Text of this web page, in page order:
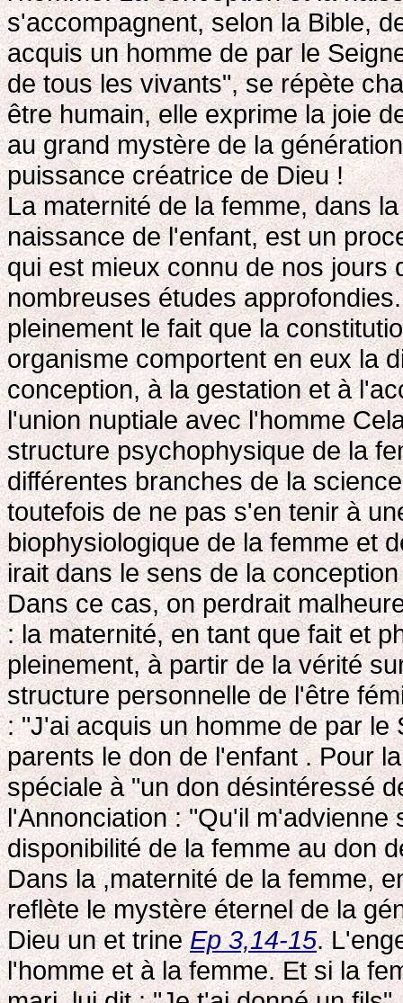
s'accompagnent, selon la Bible,
acquis un homme de par le
de tous les vivants", se répète
être humain, elle exprime la joie
au grand mystère de la
puissance créatrice de Dieu !
La maternité de la femme, dans
naissance de l'enfant, est un
qui est mieux connu de nos jours
nombreuses études
pleinement le fait que la
organisme comportent en eux la
conception, à la gestation et à
l'union nuptiale avec l'homme
structure psychophysique de la
différentes branches de la
toutefois de ne pas s'en tenir à
biophysiologique de la femme et
irait dans le sens de la
Dans ce cas, on perdrait
: la maternité, en tant que fait et
pleinement, à partir de la vérité
structure personnelle de l'être
: "J'ai acquis un homme de par le
parents le don de l'enfant . Pour
spéciale à "un don désintéressé
l'Annonciation : "Qu'il
disponibilité de la femme au don
Dans la ,maternité de la femme,
reflète le mystère éternel de la
Dieu un et trineEp 3,14-15.
l'homme et à la femme. Et si la